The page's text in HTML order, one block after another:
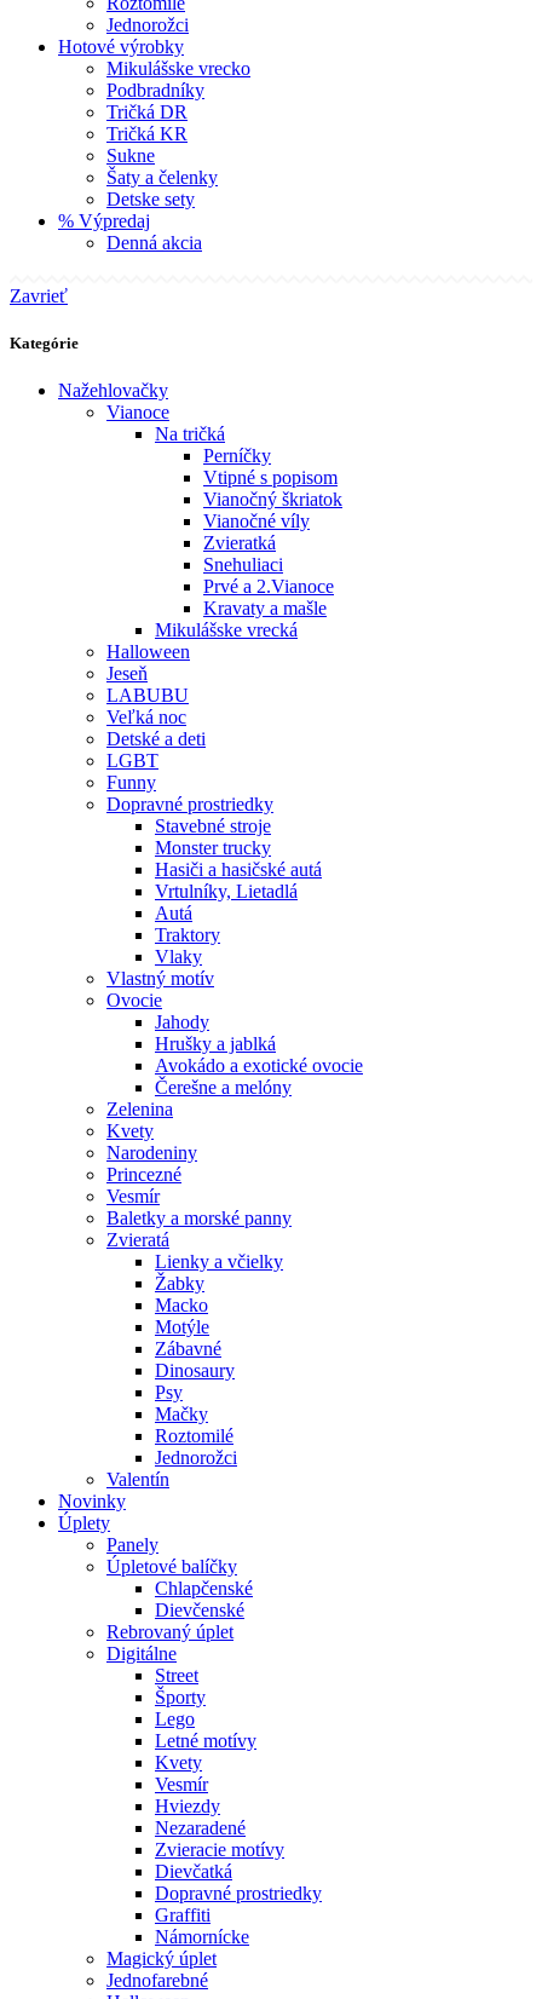
Jednorožci
Hotové výrobky
Mikulášske vrecko
Podbradníky
Tričká DR
Tričká KR
Sukne
Šaty a čelenky
Detske sety
% Výpredaj
Denná akcia
Zavrieť
Kategórie
Nažehlovačky
Vianoce
Na tričká
Perníčky
Vtipné s popisom
Vianočný škriatok
Vianočné víly
Zvieratká
Snehuliaci
Prvé a 2.Vianoce
Kravaty a mašle
Mikulášske vrecká
Halloween
Jeseň
LABUBU
Veľká noc
Detské a deti
LGBT
Funny
Dopravné prostriedky
Stavebné stroje
Monster trucky
Hasiči a hasičské autá
Vrtulníky, Lietadlá
Autá
Traktory
Vlaky
Vlastný motív
Ovocie
Jahody
Hrušky a jablká
Avokádo a exotické ovocie
Čerešne a melóny
Zelenina
Kvety
Narodeniny
Princezné
Vesmír
Baletky a morské panny
Zvieratá
Lienky a včielky
Žabky
Macko
Motýle
Zábavné
Dinosaury
Psy
Mačky
Roztomilé
Jednorožci
Valentín
Novinky
Úplety
Panely
Úpletové balíčky
Chlapčenské
Dievčenské
Rebrovaný úplet
Digitálne
Street
Športy
Lego
Letné motívy
Kvety
Vesmír
Hviezdy
Nezaradené
Zvieracie motívy
Dievčatká
Dopravné prostriedky
Graffiti
Námornícke
Magický úplet
Jednofarebné